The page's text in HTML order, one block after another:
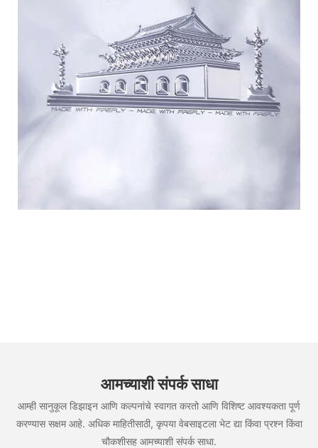
आमच्याशी संपर्क साधा
आम्ही सानुकूल डिझाइन आणि कल्पनांचे स्वागत करतो आणि विशिष्ट आवश्यकता पूर्ण
करण्यास सक्षम आहे. अधिक माहितीसाठी, कृपया वेबसाइटला भेट द्या किंवा प्रश्न किंवा
चौकशीसह आमच्याशी संपर्क साधा.